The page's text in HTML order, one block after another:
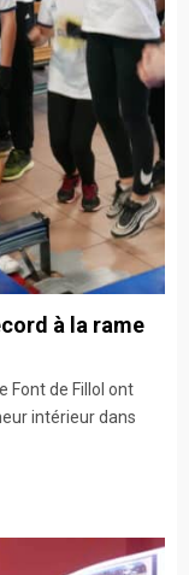
à la rame
Font de Fillol ont
intérieur dans